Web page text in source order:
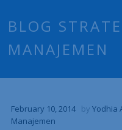
BLOG
MANAJEMEN
February 10, 2014 by Yodhia
Manajemen